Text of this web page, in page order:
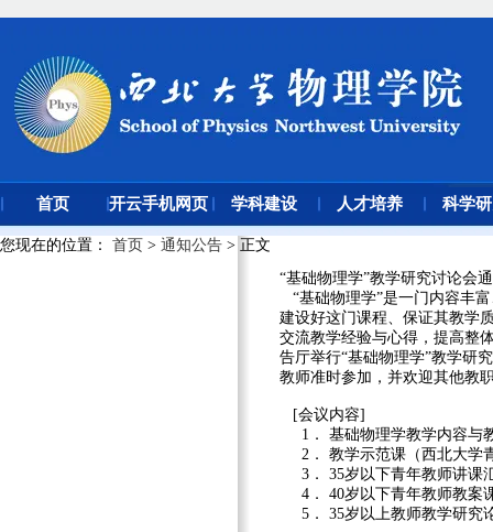
“基础物理学”教学研究讨论会
“基础物理学”是一门内容丰
建设好这门课程、保证其教学
交流教学经验与心得，提高整
告厅举行“基础物理学”教学研
教师准时参加，并欢迎其他教
[会议内容]
1． 基础物理学教学内容与
2． 教学示范课（西北大学
3． 35岁以下青年教师讲课
4． 40岁以下青年教师教案
5． 35岁以上教师教学研究
您现在的位置 ： 首页 > 通知公告 > 正文
首页 开云手机网页
版登录入口
学科建设 人才培养 科学